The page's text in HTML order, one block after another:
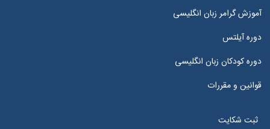
آموزش گرامر زبان انگلیسی
دوره آیلتس
دوره کودکان زبان انگلیسی
قوانین و مقررات
ثبت شکایت